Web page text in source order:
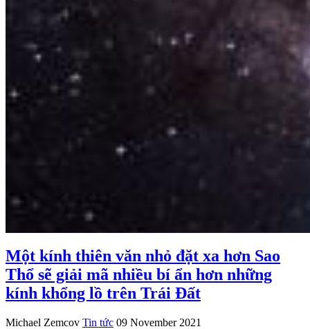
Một kính thiên văn nhỏ đặt xa hơn Sao
Thổ sẽ giải mã nhiều bí ẩn hơn những
kính khổng lồ trên Trái Đất
Michael Zemcov Tin tức 09 November 2021